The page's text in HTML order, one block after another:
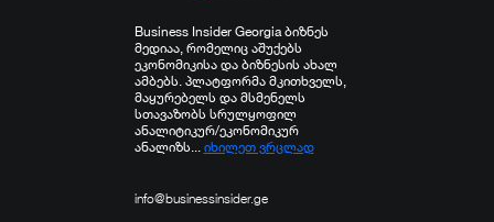
Business Insider Georgia ბიზნეს
მედიაა, რომელიც აშუქებს
ეკონომიკისა და ბიზნესის ახალ
ამბებს. პლატფორმა მკითხველს,
მაყურებელს და მსმენელს
სთავაზობს სრულყოფილ
ანალიტიკურ/ეკონომიკურ
ანალიზს... იხილეთ ვრცლად
info@businessinsider.ge